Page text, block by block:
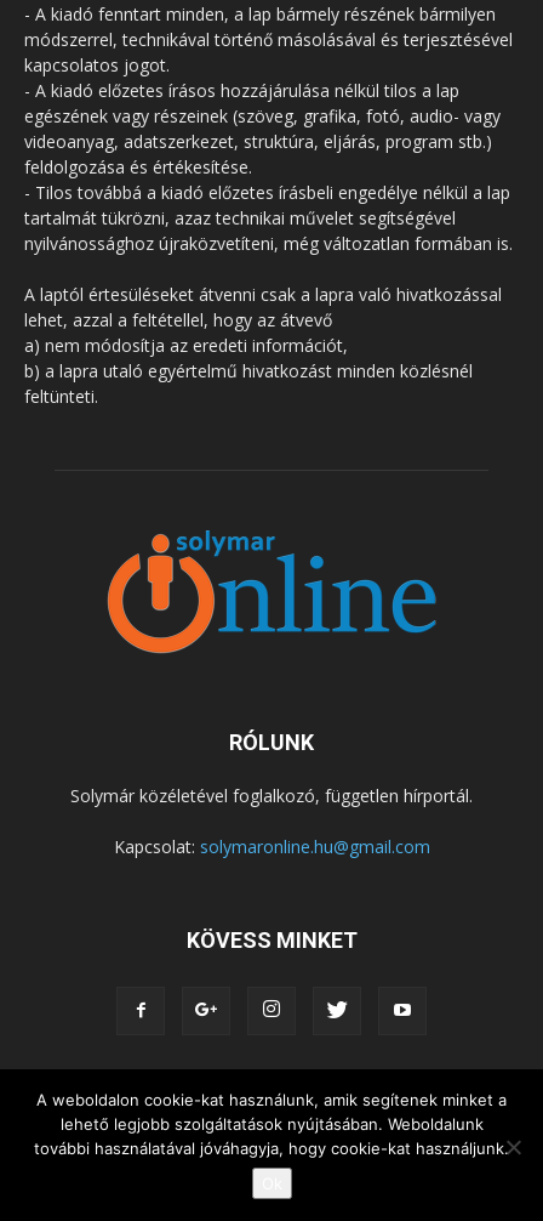
- A kiadó fenntart minden, a lap bármely részének bármilyen
módszerrel, technikával történő másolásával és terjesztésével
kapcsolatos jogot.
- A kiadó előzetes írásos hozzájárulása nélkül tilos a lap
egészének vagy részeinek (szöveg, grafika, fotó, audio- vagy
videoanyag, adatszerkezet, struktúra, eljárás, program stb.)
feldolgozása és értékesítése.
- Tilos továbbá a kiadó előzetes írásbeli engedélye nélkül a lap
tartalmát tükrözni, azaz technikai művelet segítségével
nyilvánossághoz újraközvetíteni, még változatlan formában is.
A laptól értesüléseket átvenni csak a lapra való hivatkozással
lehet, azzal a feltétellel, hogy az átvevő
a) nem módosítja az eredeti információt,
b) a lapra utaló egyértelmű hivatkozást minden közlésnél
feltünteti.
RÓLUNK
Solymár közéletével foglalkozó, független hírportál.
Kapcsolat: solymaronline.hu@gmail.com
KÖVESS MINKET
KÖZÉLET KÖZÖSSÉGEK
SZABADIDŐ
NEMZETISÉG, HELYTÖRTÉNET
RIPORTOK
KÖZÉRDEKŰ INFORMÁCIÓK
© Copyright 2015 - Solymár Online
A weboldalon cookie-kat használunk, amik segítenek minket a
lehető legjobb szolgáltatások nyújtásában. Weboldalunk
további használatával jóváhagyja, hogy cookie-kat használjunk.